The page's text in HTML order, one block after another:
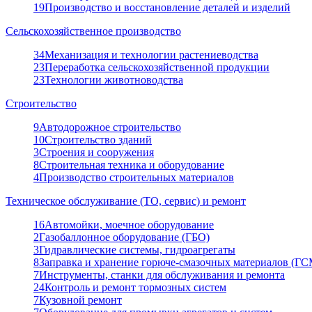
19Производство и восстановление деталей и изделий
Сельскохозяйственное производство
34Механизация и технологии растениеводства
23Переработка сельскохозяйственной продукции
23Технологии животноводства
Строительство
9Автодорожное строительство
10Строительство зданий
3Строения и сооружения
8Строительная техника и оборудование
4Производство строительных материалов
Техническое обслуживание (ТО, сервис) и ремонт
16Автомойки, моечное оборудование
2Газобаллонное оборудование (ГБО)
3Гидравлические системы, гидроагрегаты
8Заправка и хранение горюче-смазочных материалов
7Инструменты, станки для обслуживания и ремонта
24Контроль и ремонт тормозных систем
7Кузовной ремонт